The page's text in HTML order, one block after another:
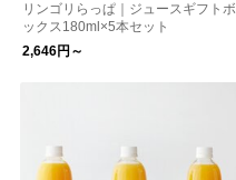
リンゴリらっぱ｜ジュースギフトボ
ックス180ml×5本セット
2,646円～